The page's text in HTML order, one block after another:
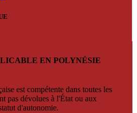
EN POLYNÉSIE
est compétente dans toutes les
pas dévolues à l'État ou aux
d'autonomie.